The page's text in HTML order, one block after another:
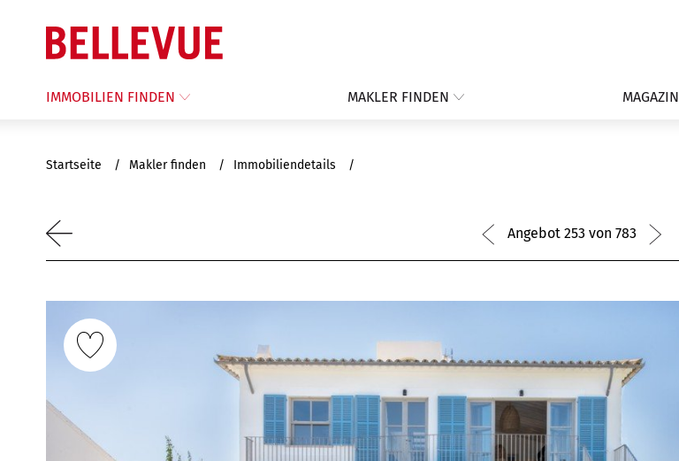
IMMOBILIEN FINDEN MAKLER FINDEN MAGAZIN
Startseite Makler finden Immobiliendetails
Angebot 253 von 783